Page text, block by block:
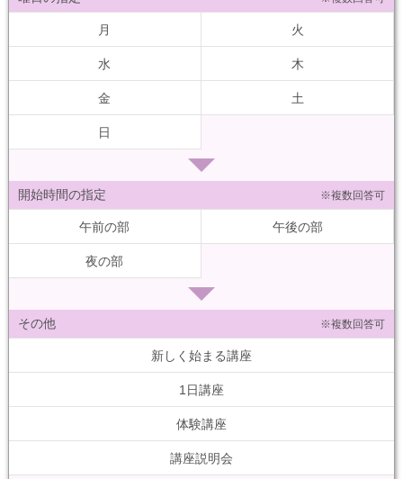
月 火
水 木
金 土
日
開始時間の指定 ※複数回答可
午前の部 午後の部
夜の部
その他 ※複数回答可
新しく始まる講座
1日講座
体験講座
講座説明会